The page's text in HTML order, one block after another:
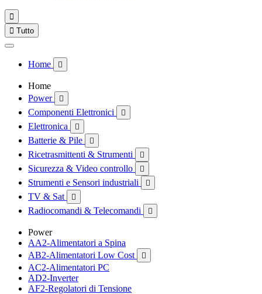

 Tutto
Home 
Home
Power

Componenti Elettronici 
Elettronica 
Batterie & Pile 
Ricetrasmittenti & Strumenti 
Sicurezza & Video controllo 
Strumenti e Sensori industriali 
TV & Sat 
Radiocomandi & Telecomandi 
Power
AA2-Alimentatori a Spina
AB2-Alimentatori Low Cost

AC2-Alimentatori PC
AD2-Inverter
AF2-Regolatori di Tensione